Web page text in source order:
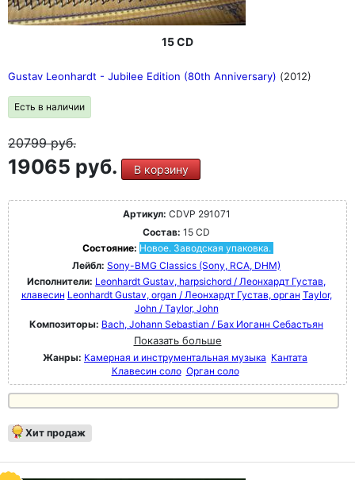
15 CD
Gustav Leonhardt - Jubilee Edition (80th Anniversary) (2012)
Есть в наличии
20799руб.
19065 руб. В корзину
Артикул: CDVP 291071
Состав: 15 CD
Состояние: Новое. Заводская упаковка.
Лейбл: Sony-BMG Classics (Sony, RCA, DHM)
Исполнители: Leonhardt Gustav, harpsichord / Леонхардт Густав,
клавесин Leonhardt Gustav, organ / Леонхардт Густав, орган Taylor,
John / Taylor, John
Композиторы: Bach, Johann Sebastian / Бах Иоганн Себастьян
Показать больше
Жанры: Камерная и инструментальная музыка Кантата
Клавесин соло Орган соло
Хит продаж